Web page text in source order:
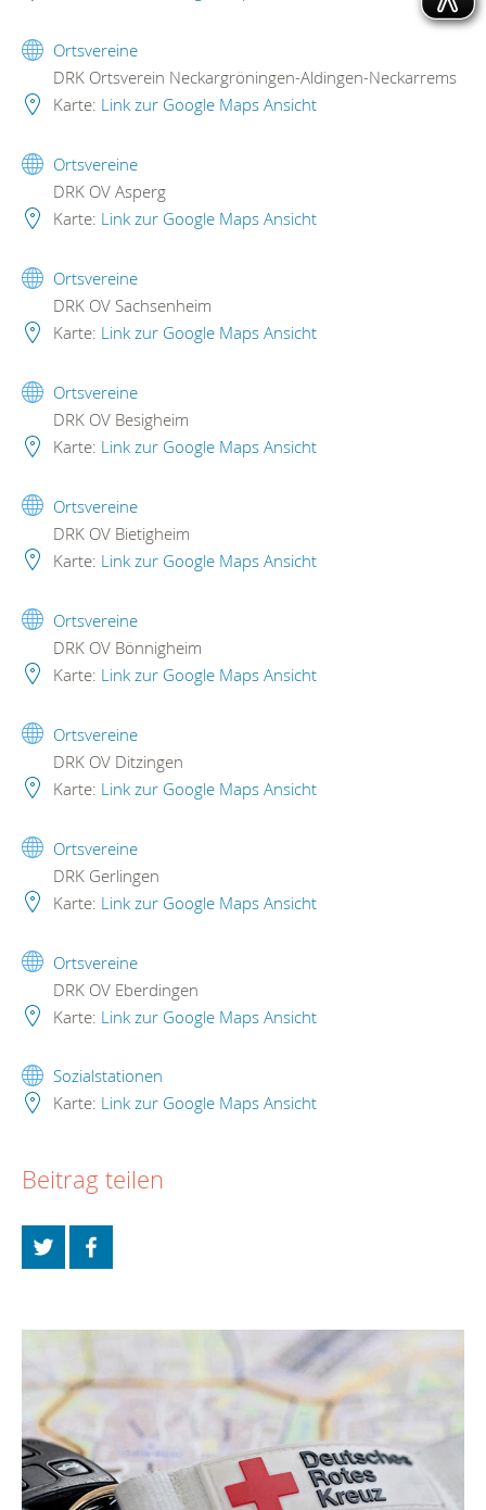
Ortsvereine
DRK Ortsverein Neckargröningen-Aldingen-Neckarrems
Karte: Link zur Google Maps Ansicht
Ortsvereine
DRK OV Asperg
Karte: Link zur Google Maps Ansicht
Ortsvereine
DRK OV Sachsenheim
Karte: Link zur Google Maps Ansicht
Ortsvereine
DRK OV Besigheim
Karte: Link zur Google Maps Ansicht
Ortsvereine
DRK OV Bietigheim
Karte: Link zur Google Maps Ansicht
Ortsvereine
DRK OV Bönnigheim
Karte: Link zur Google Maps Ansicht
Ortsvereine
DRK OV Ditzingen
Karte: Link zur Google Maps Ansicht
Ortsvereine
DRK Gerlingen
Karte: Link zur Google Maps Ansicht
Ortsvereine
DRK OV Eberdingen
Karte: Link zur Google Maps Ansicht
Sozialstationen
Karte: Link zur Google Maps Ansicht
Beitrag teilen